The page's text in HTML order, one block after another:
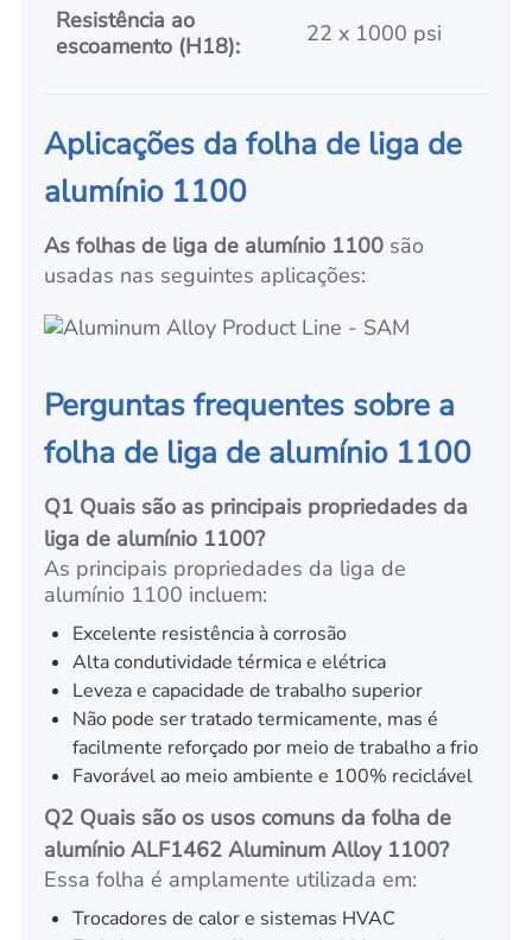
Resistência ao
escoamento (H18):
22 x 1000 psi
Aplicações da folha de liga de
alumínio 1100
As folhas de liga de alumínio 1100 são
usadas nas seguintes aplicações:
Perguntas frequentes sobre a
folha de liga de alumínio 1100
Q1 Quais são as principais propriedades da
liga de alumínio 1100?
As principais propriedades da liga de
alumínio 1100 incluem:
Excelente resistência à corrosão
Alta condutividade térmica e elétrica
Leveza e capacidade de trabalho superior
Não pode ser tratado termicamente, mas é
facilmente reforçado por meio de trabalho a frio
Favorável ao meio ambiente e 100% reciclável
Q2 Quais são os usos comuns da folha de
alumínio ALF1462 Aluminum Alloy 1100?
Essa folha é amplamente utilizada em:
Trocadores de calor e sistemas HVAC